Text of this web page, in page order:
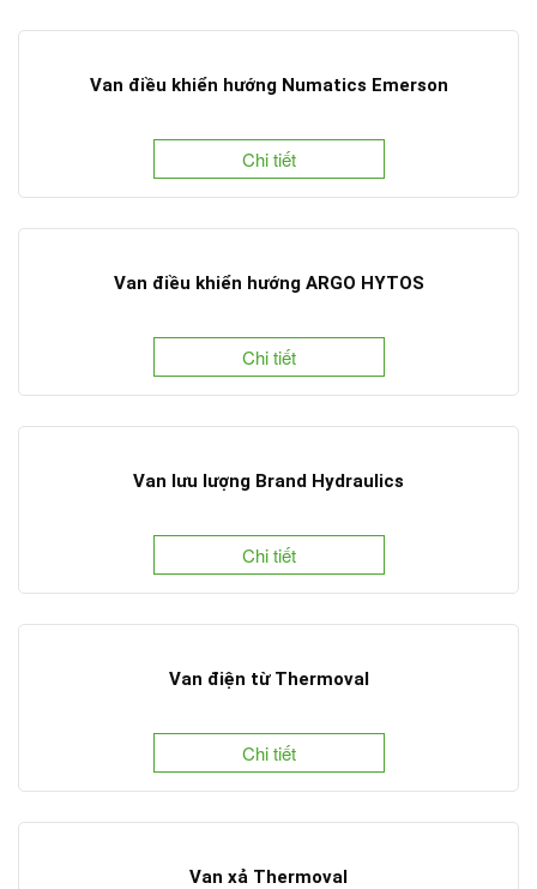
Van điều khiển hướng Numatics Emerson
Chi tiết
Van điều khiển hướng ARGO HYTOS
Chi tiết
Van lưu lượng Brand Hydraulics
Chi tiết
Van điện từ Thermoval
Chi tiết
Van xả Thermoval